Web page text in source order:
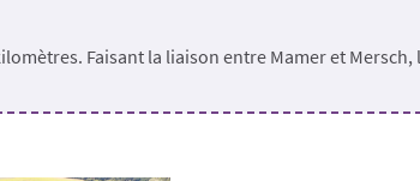
Faisant la liaison entre Mamer et Mersch,